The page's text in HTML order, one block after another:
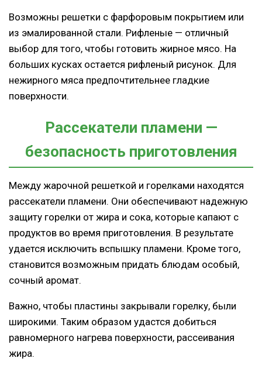
Возможны решетки с фарфоровым покрытием или
из эмалированной стали. Рифленые — отличный
выбор для того, чтобы готовить жирное мясо. На
больших кусках остается рифленый рисунок. Для
нежирного мяса предпочтительнее гладкие
поверхности.
Рассекатели пламени —
безопасность приготовления
Между жарочной решеткой и горелками находятся
рассекатели пламени. Они обеспечивают надежную
защиту горелки от жира и сока, которые капают с
продуктов во время приготовления. В результате
удается исключить вспышку пламени. Кроме того,
становится возможным придать блюдам особый,
сочный аромат.
Важно, чтобы пластины закрывали горелку, были
широкими. Таким образом удастся добиться
равномерного нагрева поверхности, рассеивания
жира.